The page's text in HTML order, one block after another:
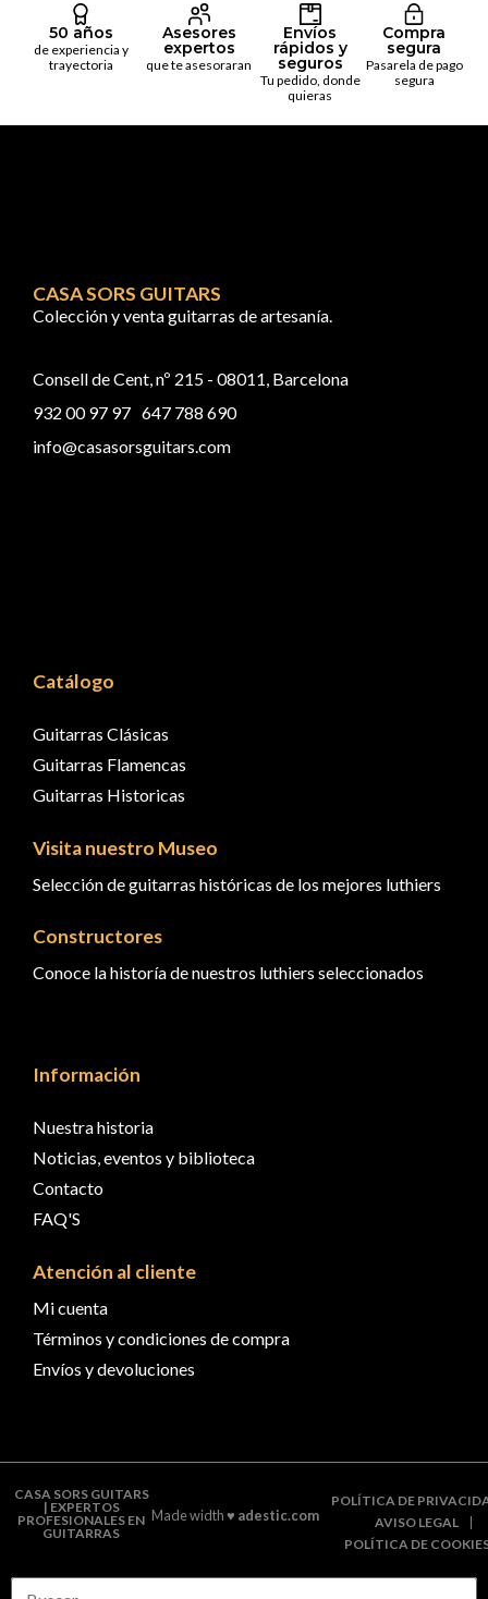
50 años
de experiencia y
trayectoria
Asesores
expertos
que te asesoraran
Envíos
rápidos y
seguros
Tu pedido, donde
quieras
Compra
segura
Pasarela de pago
segura
CASA SORS GUITARS
Colección y venta guitarras de artesanía.
Consell de Cent, nº 215 - 08011, Barcelona
932 00 97 97 647 788 690
info@casasorsguitars.com
Catálogo
Guitarras Clásicas
Guitarras Flamencas
Guitarras Historicas
Visita nuestro Museo
Selección de guitarras históricas de los mejores luthiers
Constructores
Conoce la historía de nuestros luthiers seleccionados
Información
Nuestra historia
Noticias, eventos y biblioteca
Contacto
FAQ'S
Atención al cliente
Mi cuenta
Términos y condiciones de compra
Envíos y devoluciones
CASA SORS GUITARS
| EXPERTOS
PROFESIONALES EN
GUITARRAS
Made width ♥ adestic.com
POLÍTICA DE
AVISO LEGAL
POLÍTICA DE